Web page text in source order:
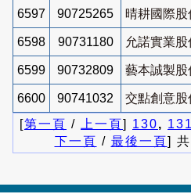
6597 90725265 晴耕國際股
6598 90731180 允諾實業股
6599 90732809 藝本誠製股
6600 90741032
交點創意股
[第一頁 / 上一頁] 130, 131
下一頁 / 最後一頁]